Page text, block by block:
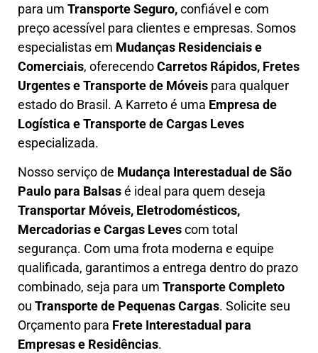
para um Transporte Seguro,confiável e com
preço acessível para clientes e empresas. Somos
especialistas em Mudanças Residenciais e
Comerciais, oferecendoCarretos Rápidos, Fretes
Urgentes e Transporte de Móveis para qualquer
estado do Brasil. A Karretoé uma Empresa de
Logística e Transporte de Cargas Leves
especializada.
Nosso serviço de Mudança Interestadual de São
Paulo para Balsasé ideal para quem deseja
Transportar Móveis, Eletrodomésticos,
Mercadorias e Cargas Levescom total
segurança. Com uma frota moderna e equipe
qualificada, garantimos a entrega dentro do prazo
combinado, seja para um Transporte Completo
ou Transporte de Pequenas Cargas. Solicite seu
Orçamento para Frete Interestadual para
Empresas e Residências.